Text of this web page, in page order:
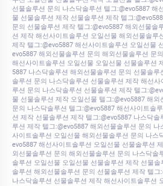
선물솔루션 문의 나스닥솔루션 텔그:@evo5887 해
물 선물솔루션 제작 선물솔루션 제작 텔그
문의 선물솔루션 제작 텔그:@evo5887 해외선물솔
션 제작 해선사이트솔루션 오일선물 해외선물솔루
제작 텔그:@evo5887 해선사이트솔루션 오일선물
evo5887 해외선물솔루션 문의 해외선물솔루션 문
해선사이트솔루션 오일선물 오일선물 선물솔루션
5887 나스닥솔루션 해외선물솔루션 문의 선물솔루
솔루션 문의 나스닥솔루션 선물솔루션 제작 해선
루션 문의 나스닥솔루션 선물솔루션 제작 텔그
물 선물솔루션 제작 오일선물 텔그:@evo5887 해
문의 나스닥솔루션 텔그:@evo5887 해선사이트솔
션 제작 선물솔루션 제작 텔그:@evo5887 나스닥
루션 제작 텔그:@evo5887 해외선물솔루션 문의
사이트솔루션 오일선물 해외선물솔루션 문의 나스
evo5887 해선사이트솔루션 오일선물 선물솔루션
외선물솔루션 문의 해외선물솔루션 문의 나스닥솔
솔루션 오일선물 오일선물 선물솔루션 제작 선물
솔루션 해외선물솔루션 문의 선물솔루션 제작 텔그
나스닥솔루션 선물솔루션 제작 해선사이트솔루션